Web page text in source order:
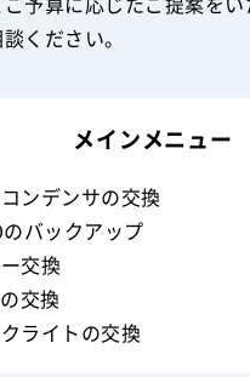
ください。
メインメニュー
ンデンサの交換
バックアップ
交換
交換
ライトの交換